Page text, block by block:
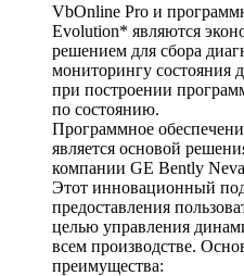
VbOnline Pro и
Evolution* являются
решением для сбора
мониторингу состояния
при построении
по состоянию.
Программное
является основой
компании GE Bently
Этот инновационный
предоставления
целью управления
всем производстве.
преимущества: